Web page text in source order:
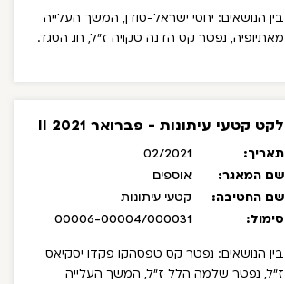
בין הנושאים: יחסי ישראל-סודן, המשך העלייה
מאתיופיה, נפטר קס הדנה טקויה ז"ל, חג הסגד.
לקט קטעי עיתונות - פברואר 2021 II
תאריך:
02/2021
שם המאגר:
אוספים
שם החטיבה:
קטעי עיתונות
סימול:
00006-00004/000031
בין הנושאים: נפטר קס טפסהקו פקדו יסקיאס
ז"ל, נפטר שלמה הלל ז"ל, המשך העלייה